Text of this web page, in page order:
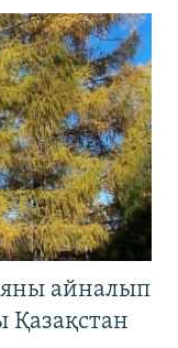
айналып
Қазақстан